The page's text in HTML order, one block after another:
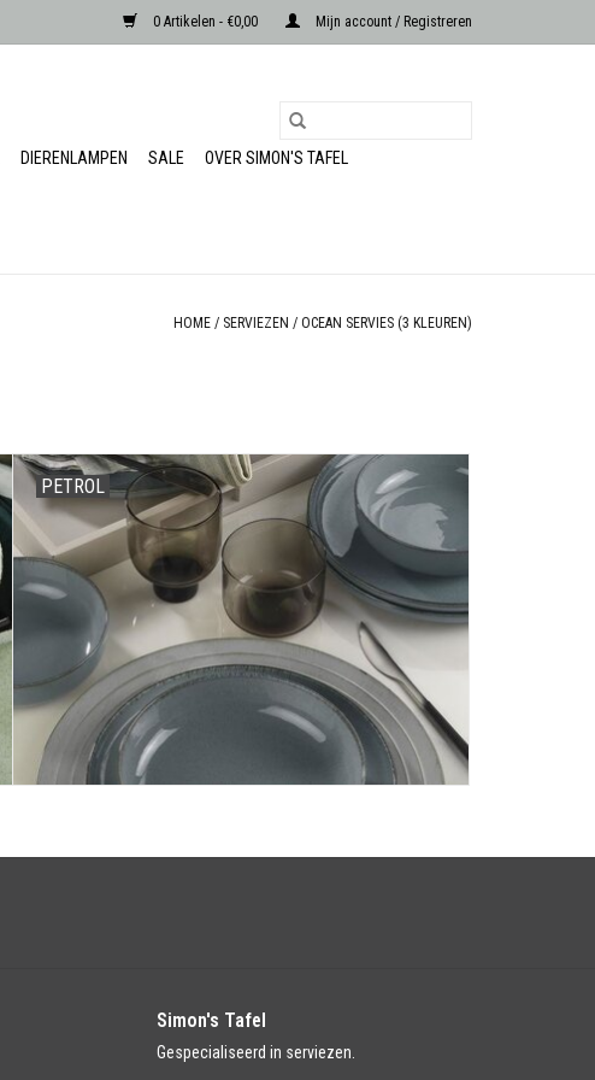
0 Artikelen - €0,00 Mijn account / Registreren
DIERENLAMPEN SALE
OVER SIMON'S TAFEL
HOME / SERVIEZEN / OCEAN SERVIES (3 KLEUREN)
PETROL
Simon's Tafel
Gespecialiseerd in serviezen.